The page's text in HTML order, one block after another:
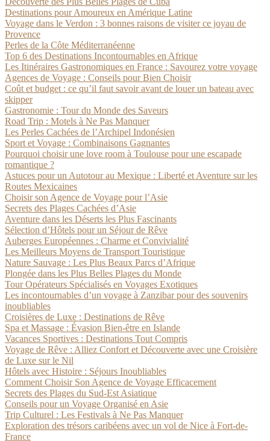
Destinations pour Amoureux en Amérique Latine
Voyage dans le Verdon : 3 bonnes raisons de visiter ce joyau de
Provence
Perles de la Côte Méditerranéenne
Top 6 des Destinations Incontournables en Afrique
Les Itinéraires Gastronomiques en France : Savourez votre voyage
Agences de Voyage : Conseils pour Bien Choisir
Coût et budget : ce qu’il faut savoir avant de louer un bateau avec
skipper
Gastronomie : Tour du Monde des Saveurs
Road Trip : Motels à Ne Pas Manquer
Les Perles Cachées de l’Archipel Indonésien
Sport et Voyage : Combinaisons Gagnantes
Pourquoi choisir une love room à Toulouse pour une escapade
romantique ?
Astuces pour un Autotour au Mexique : Liberté et Aventure sur les
Routes Mexicaines
Choisir son Agence de Voyage pour l’Asie
Secrets des Plages Cachées d’Asie
Aventure dans les Déserts les Plus Fascinants
Sélection d’Hôtels pour un Séjour de Rêve
Auberges Européennes : Charme et Convivialité
Les Meilleurs Moyens de Transport Touristique
Nature Sauvage : Les Plus Beaux Parcs d’Afrique
Plongée dans les Plus Belles Plages du Monde
Tour Opérateurs Spécialisés en Voyages Exotiques
Les incontournables d’un voyage à Zanzibar pour des souvenirs
inoubliables
Croisières de Luxe : Destinations de Rêve
Spa et Massage : Évasion Bien-être en Islande
Vacances Sportives : Destinations Tout Compris
Voyage de Rêve : Alliez Confort et Découverte avec une Croisière
de Luxe sur le Nil
Hôtels avec Histoire : Séjours Inoubliables
Comment Choisir Son Agence de Voyage Efficacement
Secrets des Plages du Sud-Est Asiatique
Conseils pour un Voyage Organisé en Asie
Trip Culturel : Les Festivals à Ne Pas Manquer
Exploration des trésors caribéens avec un vol de Nice à Fort-de-
France